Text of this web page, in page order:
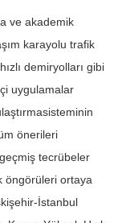
ve akademik
karayolu trafik
demiryolları gibi
uygulamalar
önerileri
tecrübeler
öngörüleri ortaya
İstanbul